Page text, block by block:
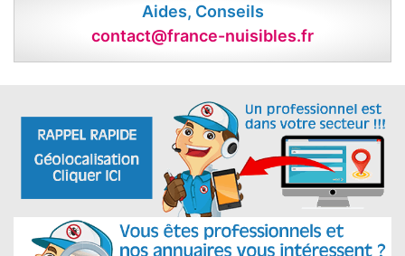
Aides, Conseils
contact@france-nuisibles.fr